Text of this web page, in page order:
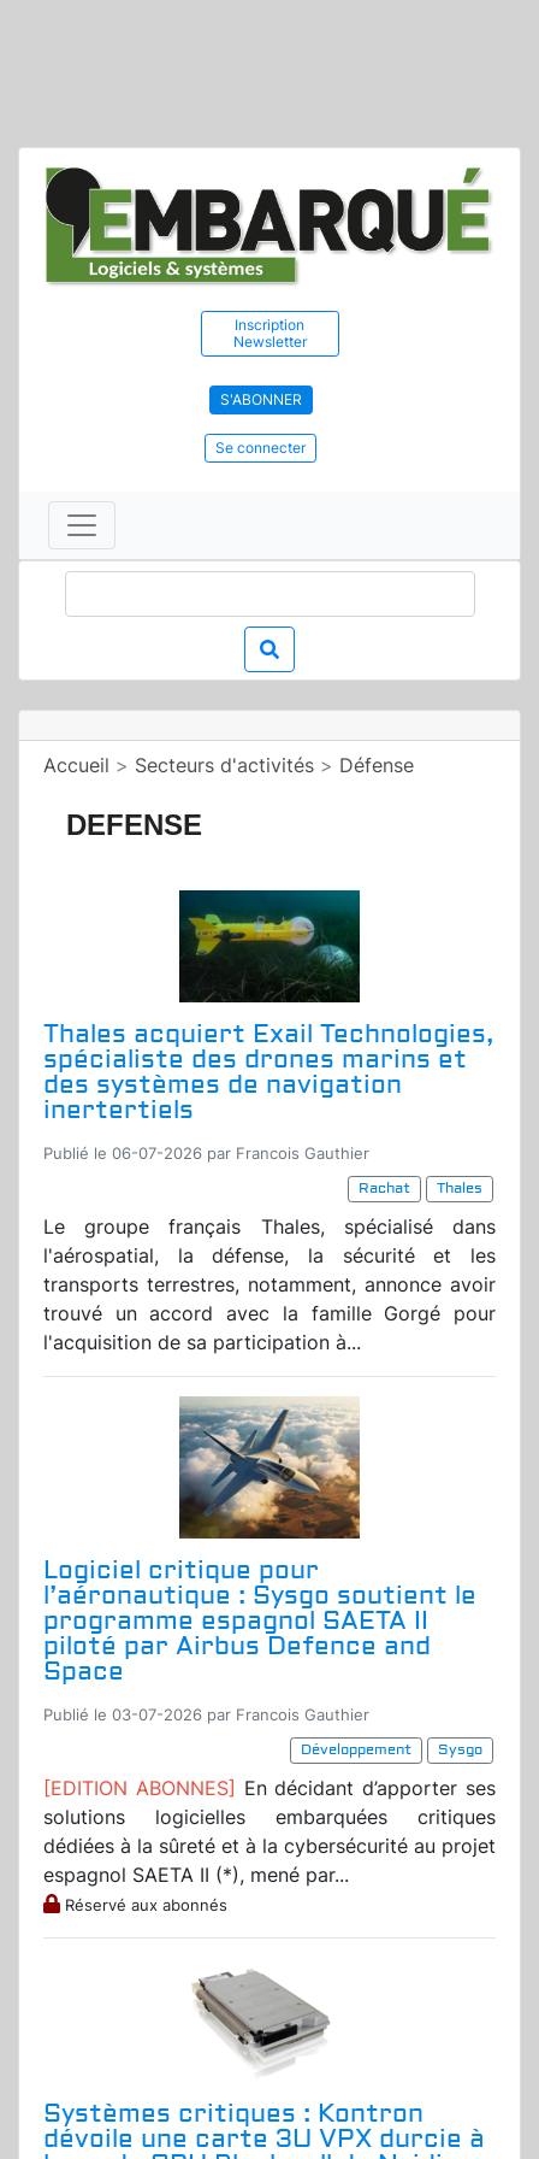
Inscription
Newsletter
S'ABONNER
Se connecter
Accueil > Secteurs d'activités > Défense
DEFENSE
Thales acquiert Exail Technologies,
spécialiste des drones marins et
des systèmes de navigation
inertertiels
Publié le 06-07-2026 par Francois Gauthier
Rachat
Thales
Le groupe français Thales, spécialisé dans
l'aérospatial, la défense, la sécurité et les
transports terrestres, notamment, annonce avoir
trouvé un accord avec la famille Gorgé pour
l'acquisition de sa participation à...
Logiciel critique pour
l’aéronautique : Sysgo soutient le
programme espagnol SAETA II
piloté par Airbus Defence and
Space
Publié le 03-07-2026 par Francois Gauthier
Développement
Sysgo
[EDITION ABONNES] En décidant d’apporter ses
solutions logicielles embarquées critiques
dédiées à la sûreté et à la cybersécurité au projet
espagnol SAETA II (*), mené par...
Réservé aux abonnés
Systèmes critiques : Kontron
dévoile une carte 3U VPX durcie à